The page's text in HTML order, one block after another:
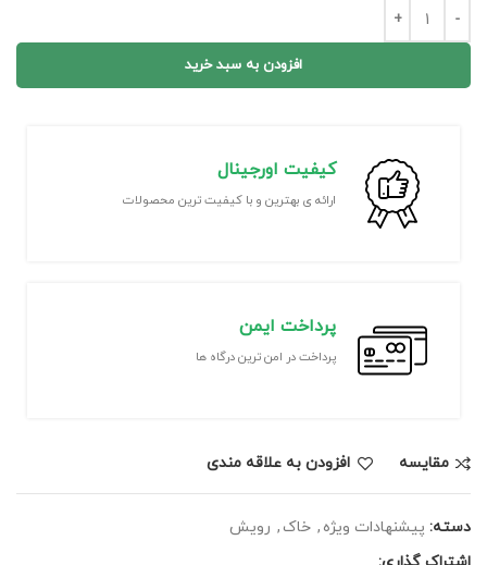
افزودن به سبد خرید
کیفیت اورجینال
ارائه ی بهترین و با کیفیت ترین محصولات
پرداخت ایمن
پرداخت در امن ترین درگاه ها
مقايسه افزودن به علاقه مندی
دسته: پیشنهادات ویژه , خاک , رویش